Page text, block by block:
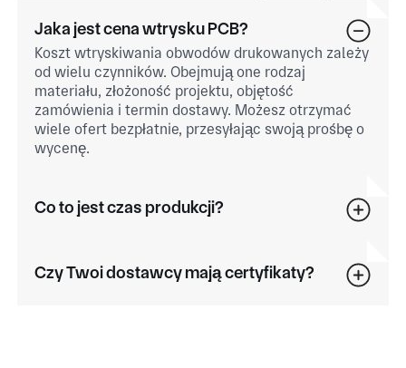
Jaka jest cena wtrysku PCB?
Koszt wtryskiwania obwodów drukowanych zależy
od wielu czynników. Obejmują one rodzaj
materiału, złożoność projektu, objętość
zamówienia i termin dostawy. Możesz otrzymać
wiele ofert bezpłatnie, przesyłając swoją prośbę o
wycenę.
Co to jest czas produkcji?
Czy Twoi dostawcy mają certyfikaty?